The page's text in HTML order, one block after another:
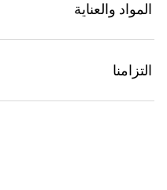
المواد والعناية
التزامنا